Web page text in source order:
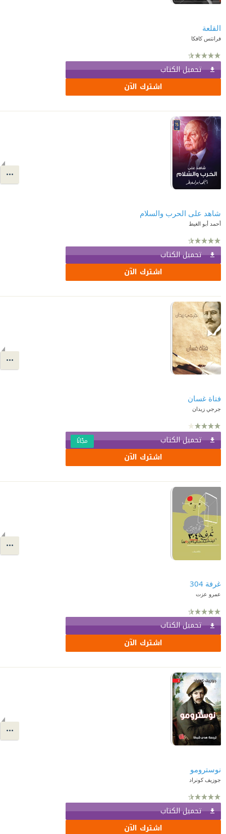
القلعة
فرانتس كافكا
تحميل الكتاب
اشترك الآن
شاهد على الحرب والسلام
أحمد أبو الغيط
تحميل الكتاب
اشترك الآن
فتاة غسان
جرجي زيدان
تحميل الكتاب مجّانًا
اشترك الآن
غرفة 304
عمرو عزت
تحميل الكتاب
اشترك الآن
نوسترومو
جوزيف كونراد
تحميل الكتاب
اشترك الآن